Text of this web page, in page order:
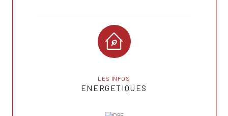
LES INFOS
ENERGETIQUES